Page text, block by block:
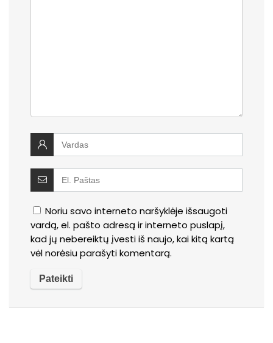
Noriu savo interneto naršyklėje išsaugoti
vardą, el. pašto adresą ir interneto puslapį,
kad jų nebereiktų įvesti iš naujo, kai kitą kartą
vėl norėsiu parašyti komentarą.